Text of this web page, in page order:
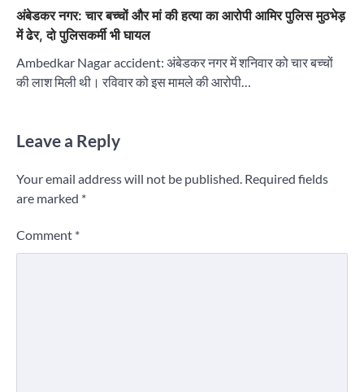
अंबेडकर नगर: चार बच्चों और मां की हत्या का आरोपी आमिर पुलिस मुठभेड़
में ढेर, दो पुलिसकर्मी भी घायल
Ambedkar Nagar accident: अंबेडकर नगर में शनिवार को चार बच्चों
की लाश मिली थी। रविवार को इस मामले की आरोपी…
Leave a Reply
Your email address will not be published. Required fields
are marked *
Comment *